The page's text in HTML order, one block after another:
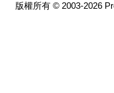
版權所有 © 2003-2026